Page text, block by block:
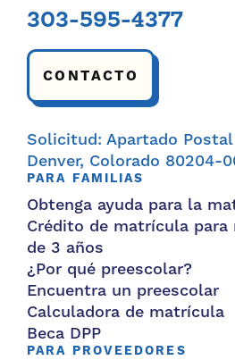
303-595-4377
CONTACTO
Solicitud: Apartado
Denver, Colorado 80204-
PARA FAMILIAS
Obtenga ayuda para la
Crédito de matrícula para
de 3 años
¿Por qué preescolar?
Encuentra un preescolar
Calculadora de matrícula
Beca DPP
PARA PROVEEDORES